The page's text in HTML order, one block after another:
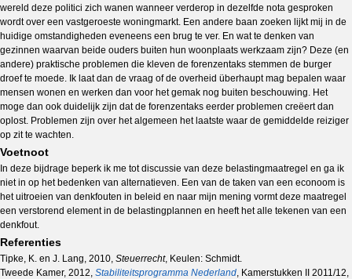
wereld deze politici zich wanen wanneer verderop in dezelfde nota gesproken
wordt over een vastgeroeste woningmarkt. Een andere baan zoeken lijkt mij in de
huidige omstandigheden eveneens een brug te ver. En wat te denken van
gezinnen waarvan beide ouders buiten hun woonplaats werkzaam zijn? Deze (en
andere) praktische problemen die kleven de forenzentaks stemmen de burger
droef te moede. Ik laat dan de vraag of de overheid überhaupt mag bepalen waar
mensen wonen en werken dan voor het gemak nog buiten beschouwing. Het
moge dan ook duidelijk zijn dat de forenzentaks eerder problemen creëert dan
oplost. Problemen zijn over het algemeen het laatste waar de gemiddelde reiziger
op zit te wachten.
Voetnoot
In deze bijdrage beperk ik me tot discussie van deze belastingmaatregel en ga ik
niet in op het bedenken van alternatieven. Een van de taken van een econoom is
het uitroeien van denkfouten in beleid en naar mijn mening vormt deze maatregel
een verstorend element in de belastingplannen en heeft het alle tekenen van een
denkfout.
Referenties
Tipke, K. en J. Lang, 2010, Steuerrecht, Keulen: Schmidt.
Tweede Kamer, 2012, Stabiliteitsprogramma Nederland, Kamerstukken II 2011/12,